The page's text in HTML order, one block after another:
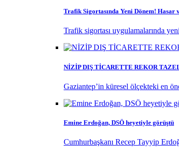
Trafik Sigortasında Yeni Dönem! Hasar
Trafik sigortası uygulamalarında
NİZİP DIŞ TİCARETTE REKOR
Gaziantep’in küresel ölçekteki en
Emine Erdoğan, DSÖ heyetiyle görüştü
Cumhurbaşkanı Recep Tayyip